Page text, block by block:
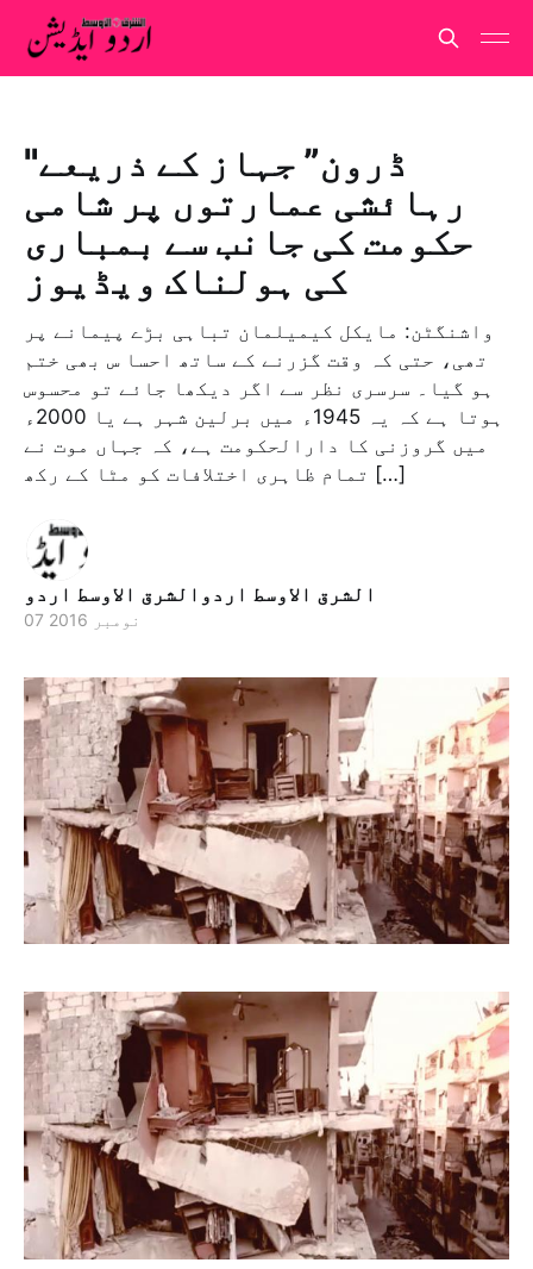
"ڈرون” جہاز کے ذریعے
رہائشی عمارتوں پر شامی
حکومت کی جانب سے بمباری
کی ہولناک ویڈیوز
واشنگٹن: مايكل كيميلمان تباہی بڑے پیمانے پر
تھی، حتی کہ وقت گزرنے کے ساتھ احسا س بھی ختم
ہو گیا۔ سرسری نظر سے اگر دیکھا جائے تو محسوس
ہوتا ہے کہ یہ 1945ء میں برلین شہر ہے یا 2000ء
میں گروزنی کا دارالحکومت ہے، کہ جہاں موت نے
تمام ظاہری اختلافات کو مٹا کے رکھ […]
الشرق الاوسط اردوالشرق الاوسط اردو
07 نومبر 2016